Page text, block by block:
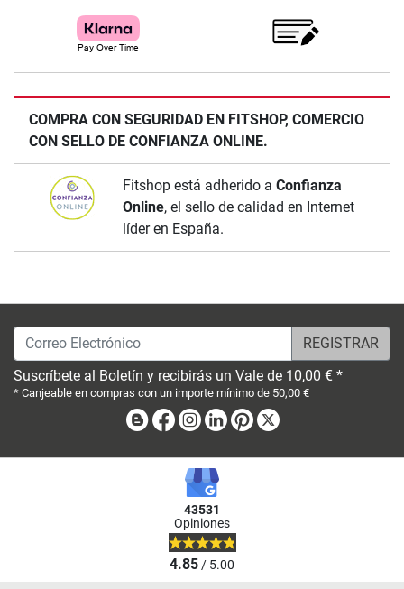
COMPRA CON SEGURIDAD EN FITSHOP, COMERCIO
CON SELLO DE CONFIANZA ONLINE.
Fitshop está adherido a Confianza
Online, el sello de calidad en Internet
líder en España.
Correo Electrónico
Suscríbete al Boletín y recibirás un Vale de 10,00 € *
* Canjeable en compras con un importe mínimo de 50,00 €
BlogFacebook
Instagram
LinkedinPinterest
43531
Opiniones
4.85/ 5.00